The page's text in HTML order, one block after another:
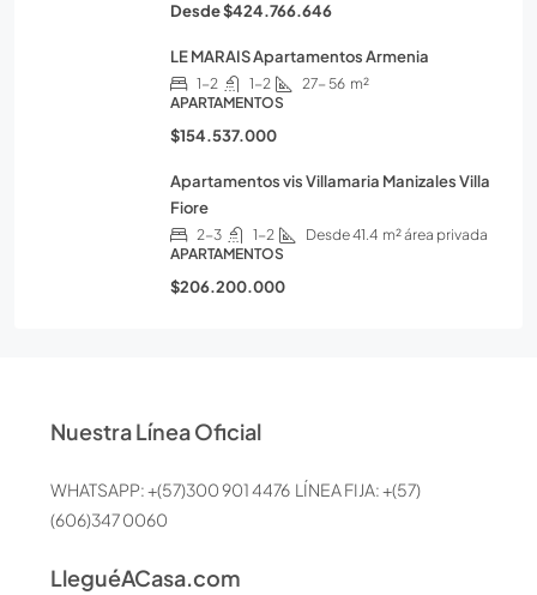
Desde$424.766.646
LE MARAIS Apartamentos Armenia
1-2 1-2 27- 56 m²
APARTAMENTOS
$154.537.000
Apartamentos vis Villamaria Manizales Villa
Fiore
2-3 1-2 Desde 41.4 m² área privada
APARTAMENTOS
$206.200.000
Nuestra Línea Oficial
WHATSAPP: +(57)300 901 4476 LÍNEA FIJA: +(57)
(606)347 0060
LleguéACasa.com